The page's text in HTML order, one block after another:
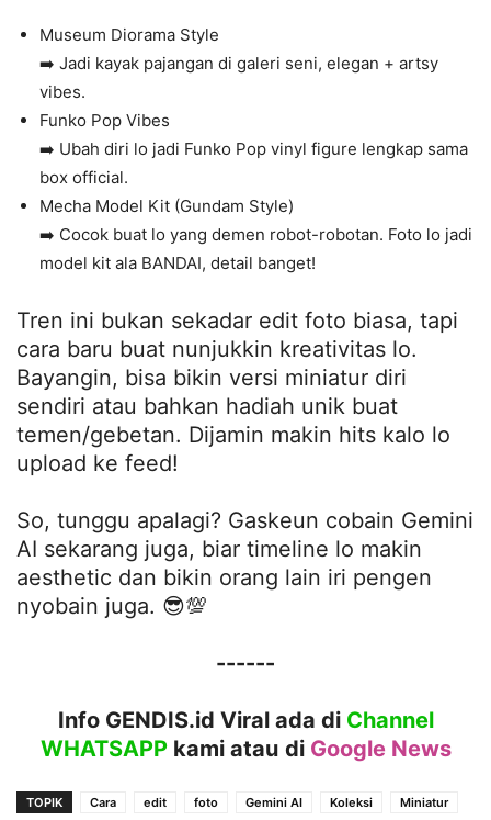
Museum Diorama Style
➡️ Jadi kayak pajangan di galeri seni, elegan + artsy
vibes.
Funko Pop Vibes
➡️ Ubah diri lo jadi Funko Pop vinyl figure lengkap sama
box official.
Mecha Model Kit (Gundam Style)
➡️ Cocok buat lo yang demen robot-robotan. Foto lo jadi
model kit ala BANDAI, detail banget!
Tren ini bukan sekadar edit foto biasa, tapi
cara baru buat nunjukkin kreativitas lo.
Bayangin, bisa bikin versi miniatur diri
sendiri atau bahkan hadiah unik buat
temen/gebetan. Dijamin makin hits kalo lo
upload ke feed!
So, tunggu apalagi? Gaskeun cobain Gemini
AI sekarang juga, biar timeline lo makin
aesthetic dan bikin orang lain iri pengen
nyobain juga. 😎💯
------
Info GENDIS.id Viral ada di Channel
WHATSAPPkami atau di Google News
TOPIK Cara edit foto Gemini AI Koleksi
Miniatur